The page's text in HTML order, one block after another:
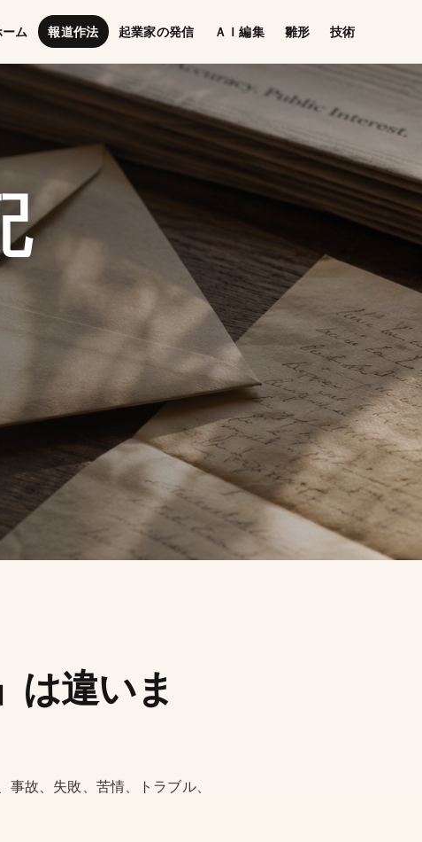
ム 報道作法 起業家の発信 ＡＩ編集 雛形 技術
は違いま
故、失敗、苦情、トラブル、